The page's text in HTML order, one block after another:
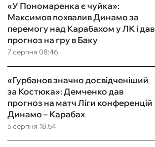
7 серпня 08:46
«У Пономаренка є чуйка»:
Максимов похвалив Динамо за
перемогу над Карабахом у ЛК і дав
прогноз на гру в Баку
5 серпня 18:54
«Гурбанов значно досвідченіший
за Костюка»: Демченко дав
прогноз на матч Ліги конференцій
Динамо – Карабах